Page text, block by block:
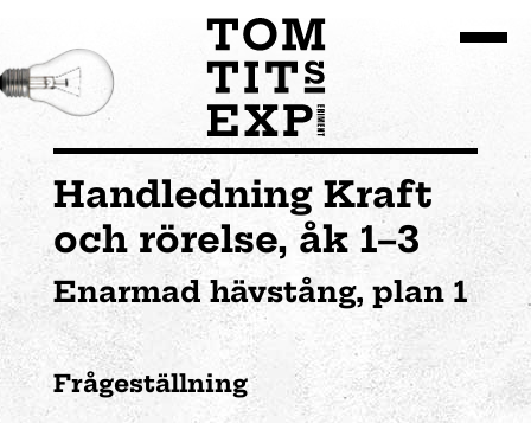
Handledning Kraft
och rörelse, åk 1–3
Enarmad hävstång, plan 1
Frågeställning